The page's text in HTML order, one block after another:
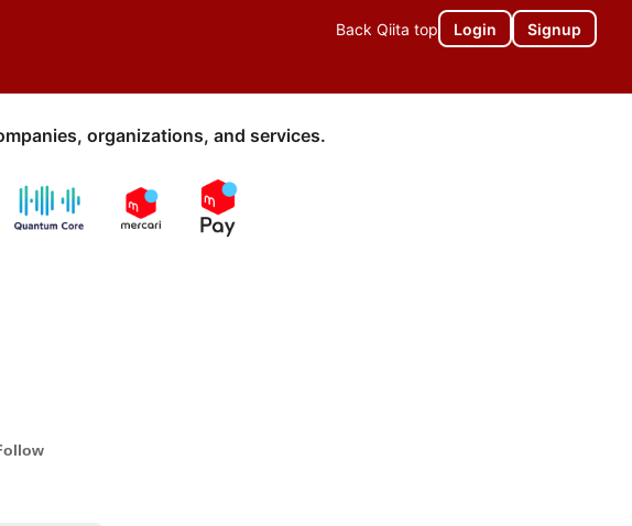
Back Qiita top Login Signup
organizations, and services.